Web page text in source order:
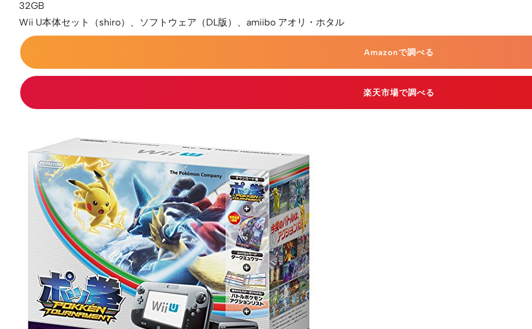
32GB
Wii U本体セット（shiro）、ソフトウェア（DL版）、amiibo アオリ・ホタル
Amazonで調べる
楽天市場で調べる